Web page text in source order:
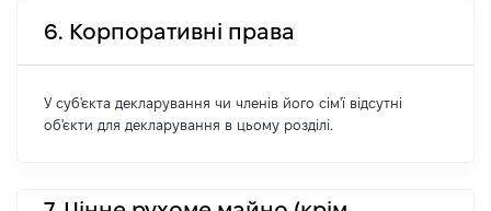
6. Корпоративні права
У суб'єкта декларування чи членів його сім'ї відсутні
об'єкти для декларування в цьому розділі.